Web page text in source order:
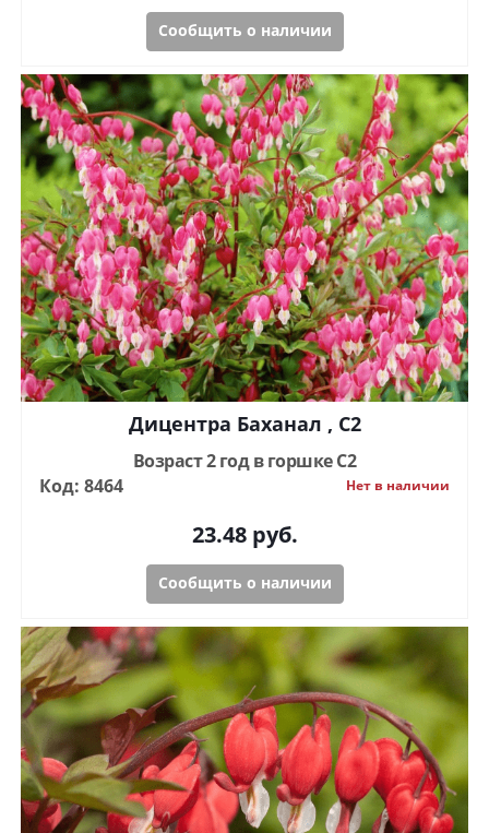
Сообщить о наличии
Дицентра Баханал , C2
Возраст 2 год в горшке C2
Код: 8464
Нет в наличии
23.48руб.
Сообщить о наличии